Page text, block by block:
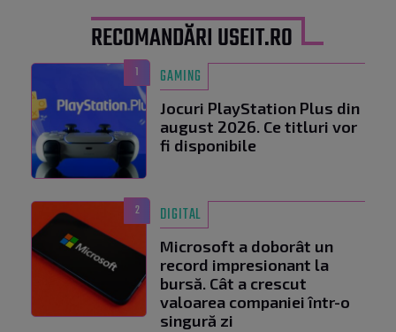
RECOMANDĂRI USEIT.RO
1 GAMING
Jocuri PlayStation Plus din
august 2026. Ce titluri vor
fi disponibile
2 DIGITAL
Microsoft a doborât un
record impresionant la
bursă. Cât a crescut
valoarea companiei într-o
singură zi